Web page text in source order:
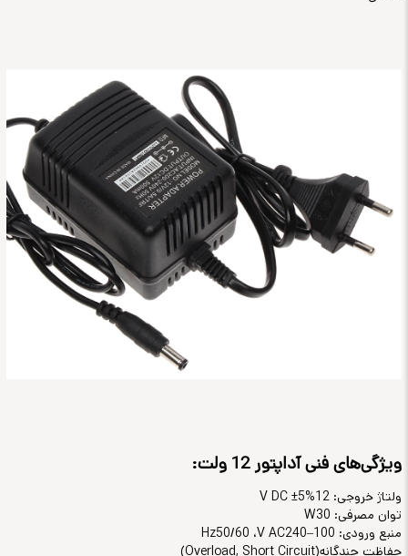
ویژگی‌های فنی آداپتور 12 ولت :
ولتاژ خروجی: 12
V DC ±5%
توان مصرفی: 30
W
منبع ورودی: 100–240
V AC، 50/60
Hz
حفاظت چندگانه(Overload, Short Circuit)